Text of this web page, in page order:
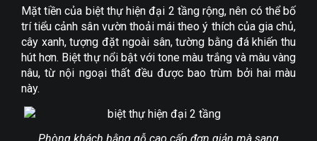
Mặt tiền của biệt thự hiện đại 2 tầng rộng, nên có thể bố
trí tiểu cảnh sân vườn thoải mái theo ý thích của gia chủ,
cây xanh, tượng đặt ngoài sân, tường bằng đá khiến thu
hút hơn. Biệt thự nổi bật với tone màu trắng và màu vàng
nâu, từ nội ngoại thất đều được bao trùm bởi hai màu
này.